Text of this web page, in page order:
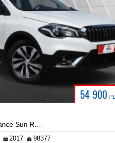
54 900
2017 98377